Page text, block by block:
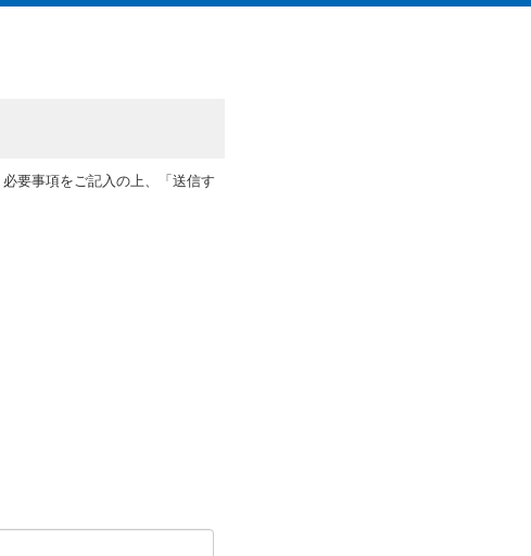
要事項をご記入の上、「送信す